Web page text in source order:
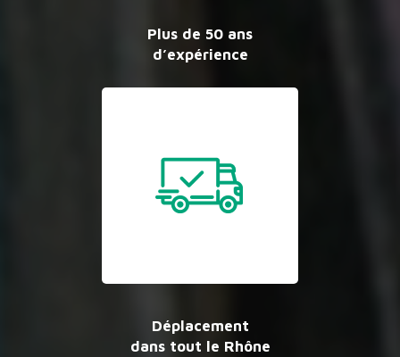
Plus de 50 ans
d’expérience
Déplacement
dans tout le Rhône